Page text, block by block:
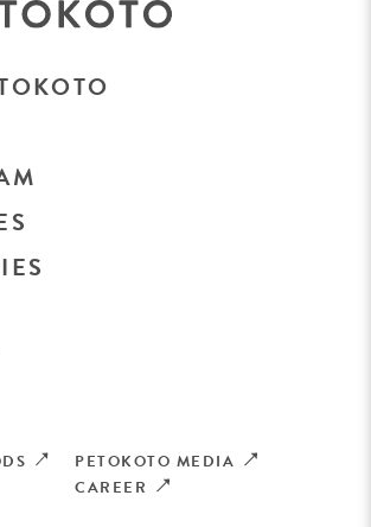
PETOKOTO MEDIA
CAREER